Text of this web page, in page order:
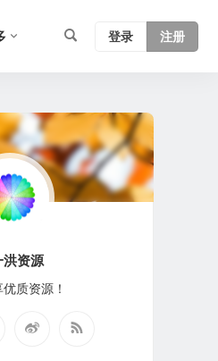
登录 注册
洪资源
质资源！